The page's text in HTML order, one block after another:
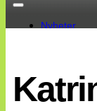
Nyheter
EM